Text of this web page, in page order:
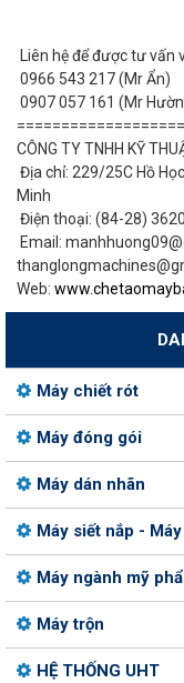
Liên hệ để được tư vấn
0966 543 217 (Mr Ẩn)
0907 057 161 (Mr
CÔNG TY TNHH KỸ
Địa chỉ: 229/25C Hồ
Minh
Điện thoại: (84-28)
Email:
Web:
Máy chiết rót
Máy đóng gói
Máy dán nhãn
Máy siết nắp -
Máy ngành mỹ
Máy trộn
HỆ THỐNG UHT